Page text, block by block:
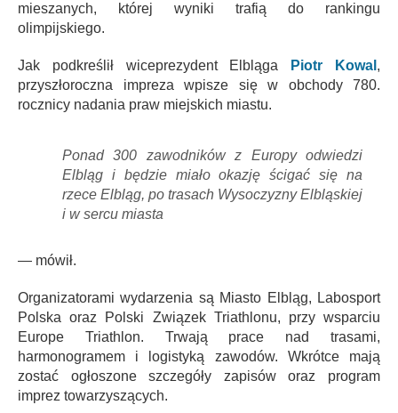
mieszanych, której wyniki trafią do rankingu
olimpijskiego.
Jak podkreślił wiceprezydent Elbląga Piotr Kowal ,
przyszłoroczna impreza wpisze się w obchody 780.
rocznicy nadania praw miejskich miastu.
Ponad 300 zawodników z Europy odwiedzi
Elbląg i będzie miało okazję ścigać się na
rzece Elbląg, po trasach Wysoczyzny Elbląskiej
i w sercu miasta
— mówił.
Organizatorami wydarzenia są Miasto Elbląg, Labosport
Polska oraz Polski Związek Triathlonu, przy wsparciu
Europe Triathlon. Trwają prace nad trasami,
harmonogramem i logistyką zawodów. Wkrótce mają
zostać ogłoszone szczegóły zapisów oraz program
imprez towarzyszących.